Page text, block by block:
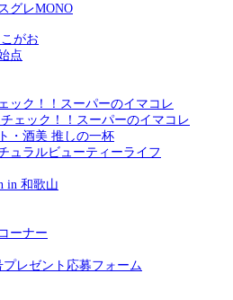
グレMONO
がお
点
ック！！スーパーのイマコレ
ェック！！スーパーのイマコレ
・酒美 推しの一杯
ュラルビューティーライフ
in 和歌山
ーナー
プレゼント応募フォーム